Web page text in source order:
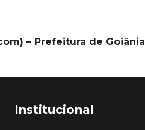
– Prefeitura de Goiânia
Institucional